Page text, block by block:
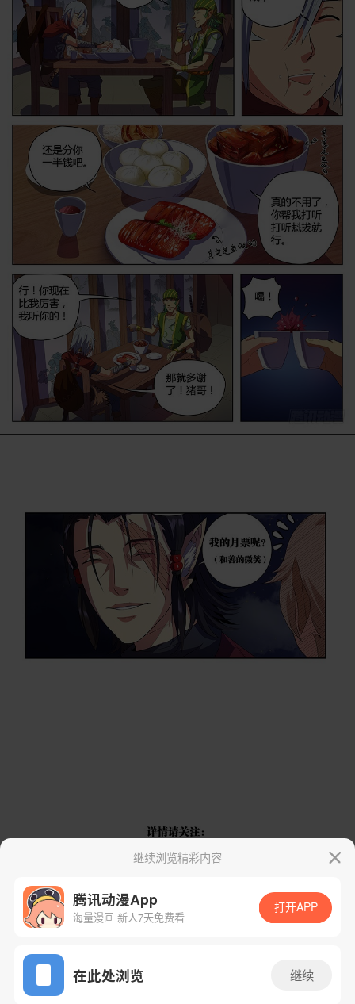
App免费看
下一话
继续浏览精彩内容
腾讯动漫App
海量漫画 新人7天免费看
打开APP
在此处浏览 继续